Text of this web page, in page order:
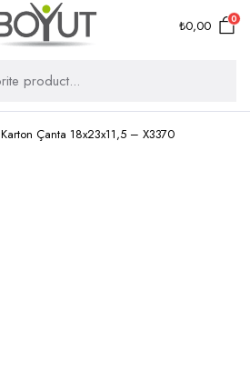
₺0,00 0
Karton Çanta 18x23x11,5 – X3370